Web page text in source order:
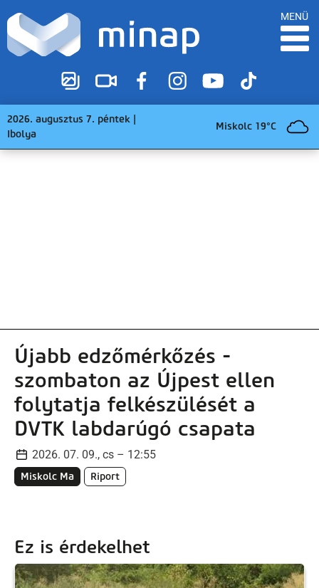
MENÜ
2026. augusztus 7. péntek |
Ibolya
Miskolc 19°C
Újabb edzőmérkőzés -
szombaton az Újpest ellen
folytatja felkészülését a
DVTK labdarúgó csapata
2026. 07. 09., cs – 12:55
Miskolc Ma Riport
Ez is érdekelhet